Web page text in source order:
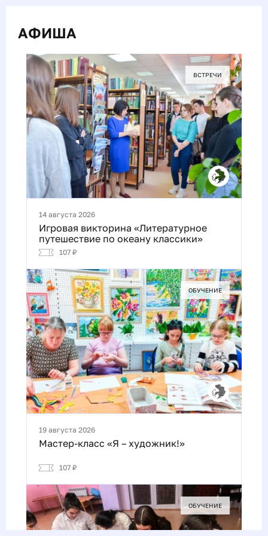
АФИША
ВСТРЕЧИ
14 августа 2026
Игровая викторина «Литературное
путешествие по океану классики»
107 ₽
ОБУЧЕНИЕ
19 августа 2026
Мастер-класс «Я – художник!»
107 ₽
ОБУЧЕНИЕ